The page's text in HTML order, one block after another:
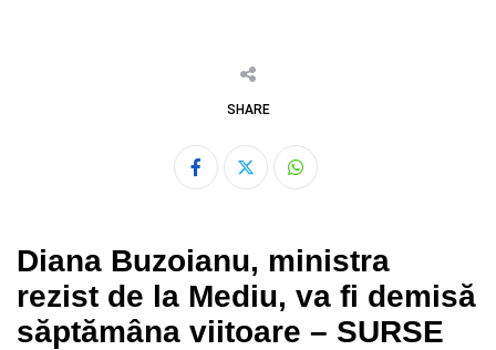
SHARE
Whatsapp
Diana Buzoianu, ministra
rezist de la Mediu, va fi demisă
săptămâna viitoare – SURSE